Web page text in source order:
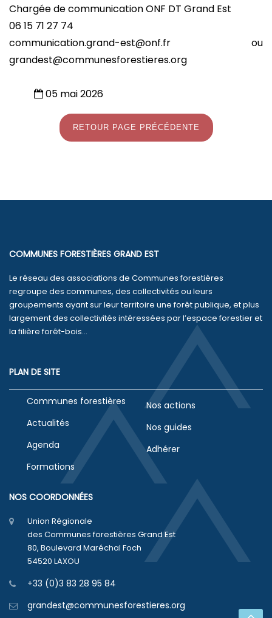
Chargée de communication ONF DT Grand Est
06 15 71 27 74
communication.grand-est@onf.fr ou
grandest@communesforestieres.org
05 mai 2026
RETOUR PAGE PRÉCÉDENTE
COMMUNES FORESTIÈRES GRAND EST
Le réseau des associations de Communes forestières
regroupe des communes, des collectivités ou leurs
groupements ayant sur leur territoire une forêt publique, et plus
largement des collectivités intéressées par l’espace forestier et
la filière forêt-bois...
PLAN DE SITE
Communes forestières
Actualités
Agenda
Formations
Nos actions
Nos guides
Adhérer
NOS COORDONNÉES
Union Régionale
des Communes forestières Grand Est
80, Boulevard Maréchal Foch
54520 LAXOU
+33 (0)3 83 28 95 84
grandest@communesforestieres.org